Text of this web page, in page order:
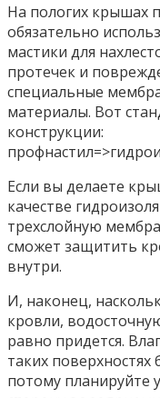
На пологих крышах
обязательно
мастики для
протечек и
специальные
материалы. Вот
конструкции:
Если вы делаете
качестве
трехслойную
сможет защитить
внутри.
И, наконец,
кровли,
равно придется.
таких
потому планируйте